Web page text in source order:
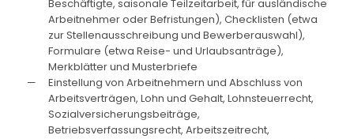
Beschäftigte, saisonale Teilzeitarbeit, für ausländische
Arbeitnehmer oder Befristungen), Checklisten (etwa
zur Stellenausschreibung und Bewerberauswahl),
Formulare (etwa Reise- und Urlaubsanträge),
Merkblätter und Musterbriefe
Einstellung von Arbeitnehmern und Abschluss von
Arbeitsverträgen, Lohn und Gehalt, Lohnsteuerrecht,
Sozialversicherungsbeiträge,
Betriebsverfassungsrecht, Arbeitszeitrecht,